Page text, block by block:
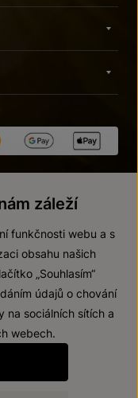
a. s.
mladším 18 let.
záleží
funkčnosti webu a s
obsahu našich
„Souhlasím“
údajů o chování
na sociálních sítích a
webech.